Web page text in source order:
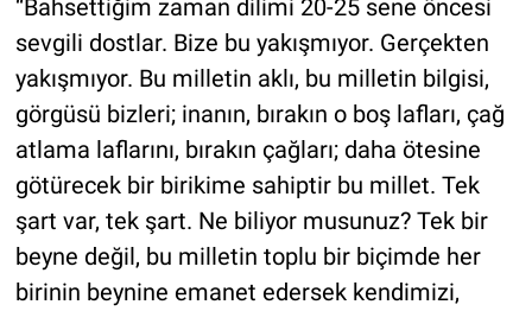
“Bahsettiğim zaman dilimi 20-25 sene öncesi
sevgili dostlar. Bize bu yakışmıyor. Gerçekten
yakışmıyor. Bu milletin aklı, bu milletin bilgisi,
görgüsü bizleri; inanın, bırakın o boş lafları, çağ
atlama laflarını, bırakın çağları; daha ötesine
götürecek bir birikime sahiptir bu millet. Tek
şart var, tek şart. Ne biliyor musunuz? Tek bir
beyne değil, bu milletin toplu bir biçimde her
birinin beynine emanet edersek kendimizi,